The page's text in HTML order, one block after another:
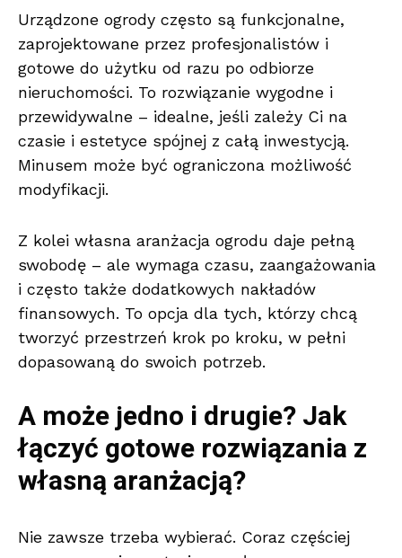
Urządzone ogrody często są funkcjonalne,
zaprojektowane przez profesjonalistów i
gotowe do użytku od razu po odbiorze
nieruchomości. To rozwiązanie wygodne i
przewidywalne – idealne, jeśli zależy Ci na
czasie i estetyce spójnej z całą inwestycją.
Minusem może być ograniczona możliwość
modyfikacji.
Z kolei własna aranżacja ogrodu daje pełną
swobodę – ale wymaga czasu, zaangażowania
i często także dodatkowych nakładów
finansowych. To opcja dla tych, którzy chcą
tworzyć przestrzeń krok po kroku, w pełni
dopasowaną do swoich potrzeb.
A może jedno i drugie? Jak
łączyć gotowe rozwiązania z
własną aranżacją?
Nie zawsze trzeba wybierać. Coraz częściej